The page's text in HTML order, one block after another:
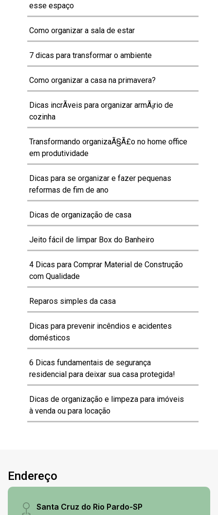
esse espaço
Como organizar a sala de estar
7 dicas para transformar o ambiente
Como organizar a casa na primavera?
Dicas incrÃ­veis para organizar armÃ¡rio de
cozinha
Transformando organizaÃ§Ã£o no home office
em produtividade
Dicas para se organizar e fazer pequenas
reformas de fim de ano
Dicas de organização de casa
Jeito fácil de limpar Box do Banheiro
4 Dicas para Comprar Material de Construção
com Qualidade
Reparos simples da casa
Dicas para prevenir incêndios e acidentes
domésticos
6 Dicas fundamentais de segurança
residencial para deixar sua casa protegida!
Dicas de organização e limpeza para imóveis
à venda ou para locação
Endereço
Santa Cruz do Rio Pardo-SP